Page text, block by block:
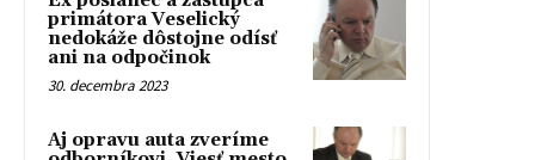
primátora Veselický
nedokáže dôstojne odísť
ani na odpočinok
30. decembra 2023
Aj opravu auta zveríme